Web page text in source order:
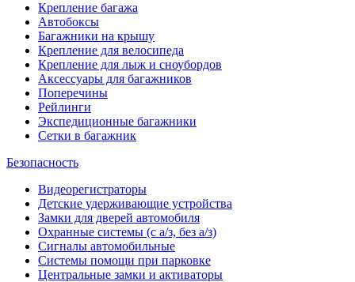
Крепление багажа
Автобоксы
Багажники на крышу
Крепление для велосипеда
Крепление для лыж и сноубордов
Аксессуары для багажников
Поперечины
Рейлинги
Экспедиционные багажники
Сетки в багажник
Безопасность
Видеорегистраторы
Детские удерживающие устройства
Замки для дверей автомобиля
Охранные системы (с а/з, без а/з)
Сигналы автомобильные
Системы помощи при парковке
Центральные замки и активаторы